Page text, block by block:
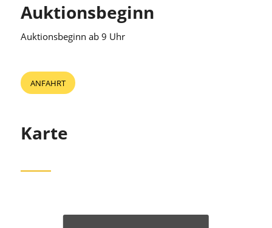
Auktionsbeginn
Auktionsbeginn ab 9 Uhr
ANFAHRT
Karte